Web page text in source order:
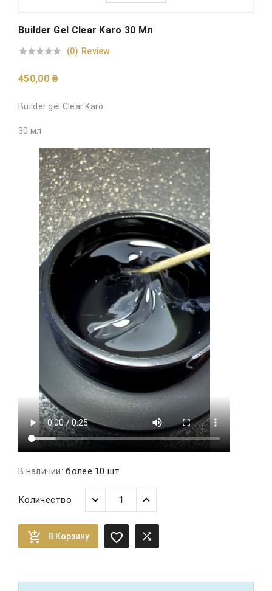
Builder Gel Clear Karo 30 Мл
 (0) Review
450,00 ₴
Builder gel Clear Karo
30 мл
В наличии: более 10 шт.
Количество
 В Корзину  